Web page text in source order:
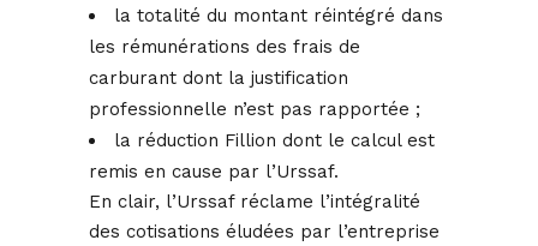
la totalité du montant réintégré dans
les rémunérations des frais de
carburant dont la justification
professionnelle n’est pas rapportée ;
la réduction Fillion dont le calcul est
remis en cause par l’Urssaf.
En clair, l’Urssaf réclame l’intégralité
des cotisations éludées par l’entreprise